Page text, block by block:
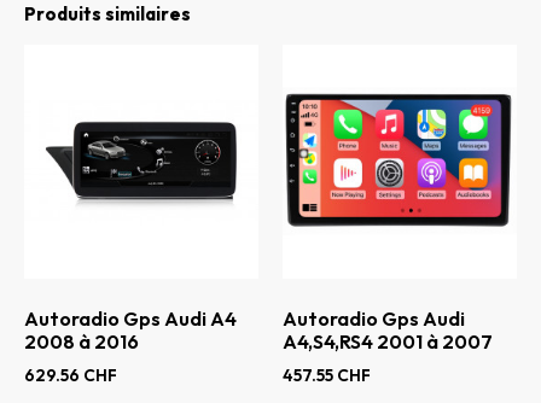
Produits similaires
Autoradio Gps Audi A4
2008 à 2016
629.56 CHF
Autoradio Gps Audi
A4,S4,RS4 2001 à 2007
457.55 CHF